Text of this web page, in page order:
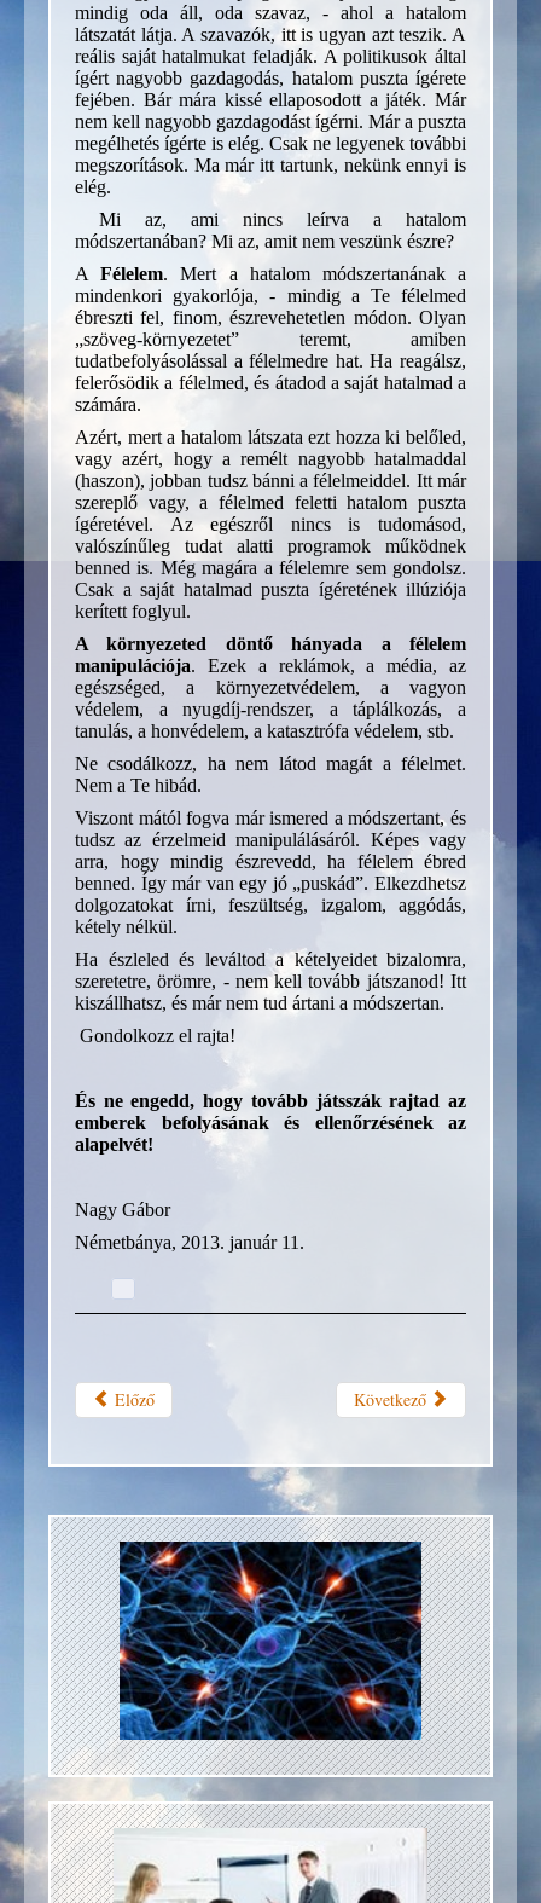
mindig oda áll, oda szavaz, - ahol a hatalom
látszatát látja. A szavazók, itt is ugyan azt teszik. A
reális saját hatalmukat feladják. A politikusok által
ígért nagyobb gazdagodás, hatalom puszta ígérete
fejében. Bár mára kissé ellaposodott a játék. Már
nem kell nagyobb gazdagodást ígérni. Már a puszta
megélhetés ígérte is elég. Csak ne legyenek további
megszorítások. Ma már itt tartunk, nekünk ennyi is
elég.
Mi az, ami nincs leírva a hatalom
módszertanában? Mi az, amit nem veszünk észre?
AFélelem. Mert a hatalom módszertanának a
mindenkori gyakorlója, - mindig a Te félelmed
ébreszti fel, finom, észrevehetetlen módon. Olyan
„szöveg-környezetet” teremt, amiben
tudatbefolyásolással a félelmedre hat. Ha reagálsz,
felerősödik a félelmed, és átadod a saját hatalmad a
számára.
Azért, mert a hatalom látszata ezt hozza ki belőled,
vagy azért, hogy a remélt nagyobb hatalmaddal
(haszon), jobban tudsz bánni a félelmeiddel. Itt már
szereplő vagy, a félelmed feletti hatalom puszta
ígéretével. Az egészről nincs is tudomásod,
valószínűleg tudat alatti programok működnek
benned is. Még magára a félelemre sem gondolsz.
Csak a saját hatalmad puszta ígéretének illúziója
kerített foglyul.
A környezeted döntő hányada a félelem
manipulációja. Ezek a reklámok, a média, az
egészséged, a környezetvédelem, a vagyon
védelem, a nyugdíj-rendszer, a táplálkozás, a
tanulás, a honvédelem, a katasztrófa védelem, stb.
Ne csodálkozz, ha nem látod magát a félelmet.
Nem a Te hibád.
Viszont mától fogva már ismered a módszertant, és
tudsz az érzelmeid manipulálásáról. Képes vagy
arra, hogy mindig észrevedd, ha félelem ébred
benned. Így már van egy jó „puskád”. Elkezdhetsz
dolgozatokat írni, feszültség, izgalom, aggódás,
kétely nélkül.
Ha észleled és leváltod a kételyeidet bizalomra,
szeretetre, örömre, - nem kell tovább játszanod! Itt
kiszállhatsz, és már nem tud ártani a módszertan.
Gondolkozz el rajta!
És ne engedd, hogy tovább játsszák rajtad az
emberek befolyásának és ellenőrzésének az
alapelvét!
Nagy Gábor
Németbánya, 2013. január 11.
Előző Következő